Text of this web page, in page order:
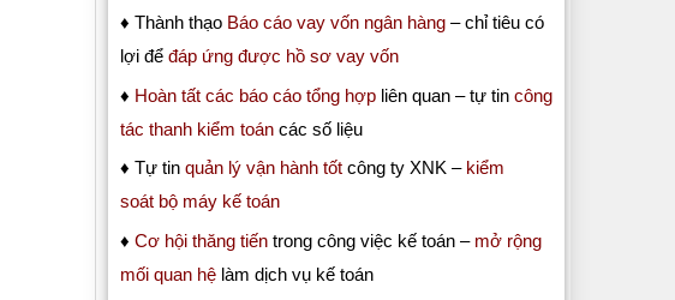
♦ Thành thạo Báo cáo vay vốn ngân hàng – chỉ tiêu có
lợi để đáp ứng được hồ sơ vay vốn
♦ Hoàn tất các báo cáo tổng hợp liên quan – tự tin công
tác thanh kiểm toán các số liệu
♦ Tự tin quản lý vận hành tốt công ty XNK – kiểm
soát bộ máy kế toán
♦ Cơ hội thăng tiến trong công việc kế toán –mở rộng
mối quan hệ làm dịch vụ kế toán